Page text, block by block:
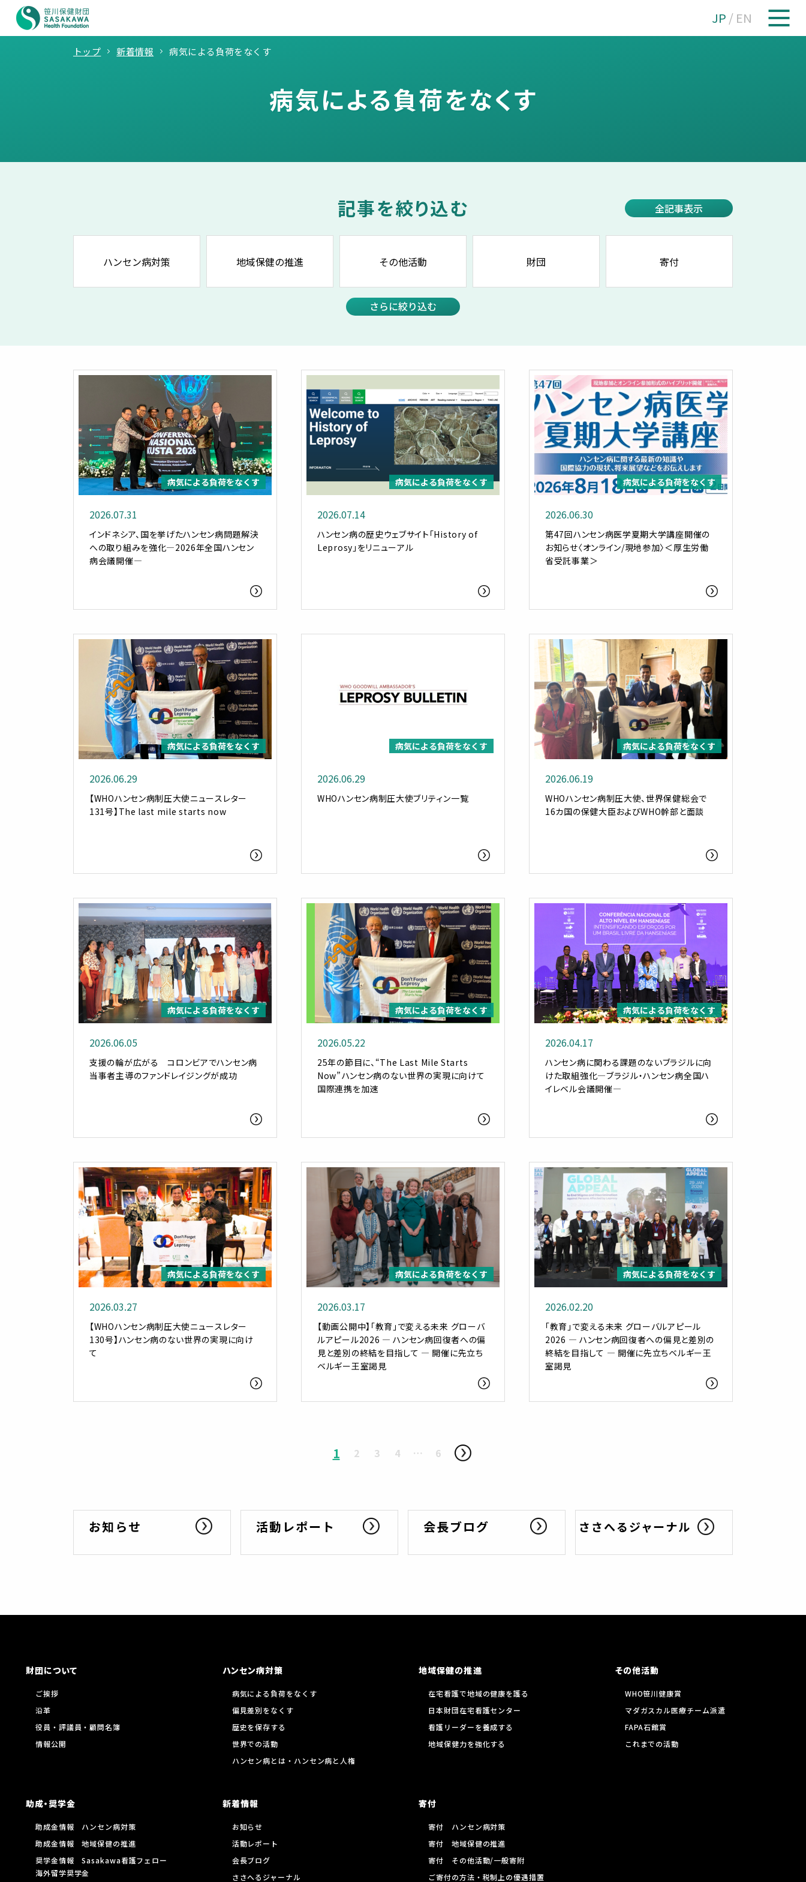
JP / EN
トップ 新着情報 病気による負荷をなくす
病気による負荷をなくす
記事を絞り込む 全記事表示
ハンセン病対策 地域保健の推進 その他活動 財団 寄付
さらに絞り込む
病気による負荷をなくす
2026.07.31
インドネシア、国を挙げたハンセン病問題解決
への取り組みを強化―2026年全国ハンセン
病会議開催―
病気による負荷をなくす
2026.07.14
ハンセン病の歴史ウェブサイト「History of
Leprosy」をリニューアル
病気による負荷をなくす
2026.06.30
第47回ハンセン病医学夏期大学講座開催の
お知らせ〈オンライン/現地参加〉＜厚生労働
省受託事業＞
病気による負荷をなくす
2026.06.29
【WHOハンセン病制圧大使ニュースレター
131号】The last mile starts now
病気による負荷をなくす
2026.06.29
WHOハンセン病制圧大使ブリティン一覧
病気による負荷をなくす
2026.06.19
WHOハンセン病制圧大使、世界保健総会で
16カ国の保健大臣およびWHO幹部と面談
病気による負荷をなくす
2026.06.05
支援の輪が広がる コロンビアでハンセン病
当事者主導のファンドレイジングが成功
病気による負荷をなくす
2026.05.22
25年の節目に、“The Last Mile Starts
Now”――ハンセン病のない世界の実現に向けて
国際連携を加速
病気による負荷をなくす
2026.04.17
ハンセン病に関わる課題のないブラジルに向
けた取組強化―ブラジル・ハンセン病全国ハ
イレベル会議開催―
病気による負荷をなくす
2026.03.27
【WHOハンセン病制圧大使ニュースレター
130号】ハンセン病のない世界の実現に向け
て
病気による負荷をなくす
2026.03.17
【動画公開中】「教育」で変える未来 グローバ
ルアピール2026 ― ハンセン病回復者への偏
見と差別の終結を目指して ― 開催に先立ち
ベルギー王室謁見
病気による負荷をなくす
2026.02.20
「教育」で変える未来 グローバルアピール
2026 ― ハンセン病回復者への偏見と差別の
終結を目指して ― 開催に先立ちベルギー王
室謁見
1 2 3 4 … 6
お知らせ 活動レポート 会長ブログ ささへるジャーナル
財団について
ご挨拶
沿革
役員・評議員・顧問名簿
情報公開
ハンセン病対策
病気による負荷をなくす
偏見差別をなくす
歴史を保存する
世界での活動
ハンセン病とは・ハンセン病と人権
地域保健の推進
在宅看護で地域の健康を護る
日本財団在宅看護センター
看護リーダーを養成する
地域保健力を強化する
その他活動
WHO笹川健康賞
マダガスカル医療チーム派遣
FAPA石館賞
これまでの活動
助成・奨学金
助成金情報 ハンセン病対策
助成金情報 地域保健の推進
奨学金情報 Sasakawa看護フェロー
海外留学奨学金
新着情報
お知らせ
活動レポート
会長ブログ
ささへるジャーナル
寄付
寄付 ハンセン病対策
寄付 地域保健の推進
寄付 その他活動/一般寄附
ご寄付の方法・税制上の優遇措置